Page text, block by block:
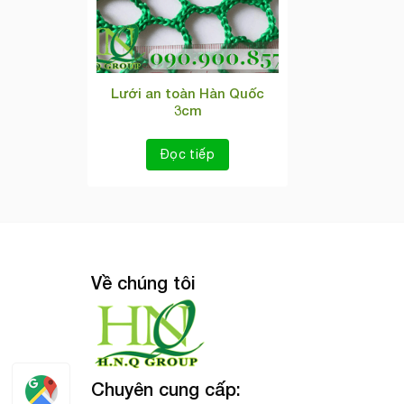
Lưới an toàn Hàn Quốc
3cm
Đọc tiếp
Về chúng tôi
Chuyên cung cấp: